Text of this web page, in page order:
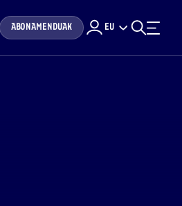
ABONAMENDUAK EU